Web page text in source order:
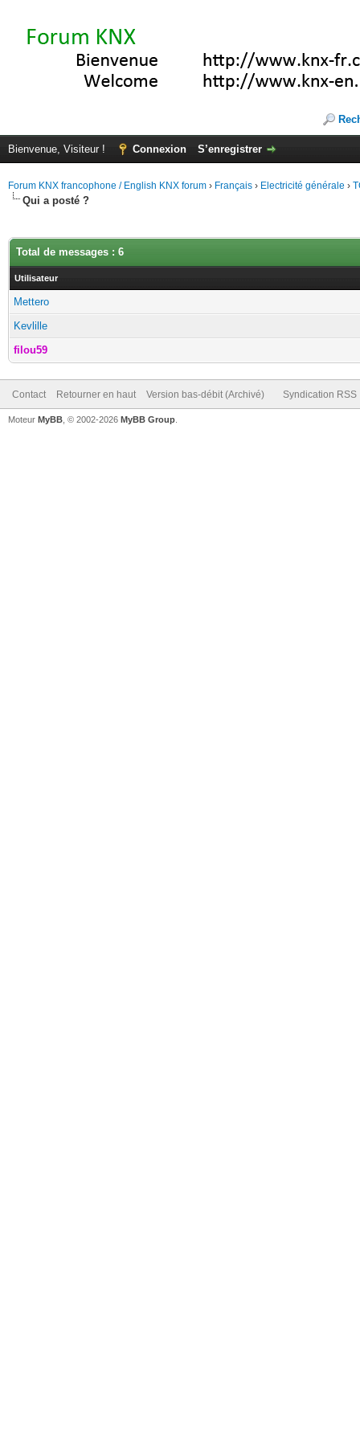
Bienvenue, Visiteur ! Connexion S’enregistrer
Forum KNX francophone / English KNX forum › Français › Electricité générale ›
Qui a posté ?
Total de messages : 6
Utilisateur
Mettero
Kevlille
filou59
Contact Retourner en haut Version bas-débit (Archivé) Syndication RSS
Moteur MyBB , © 2002-2026 MyBB Group